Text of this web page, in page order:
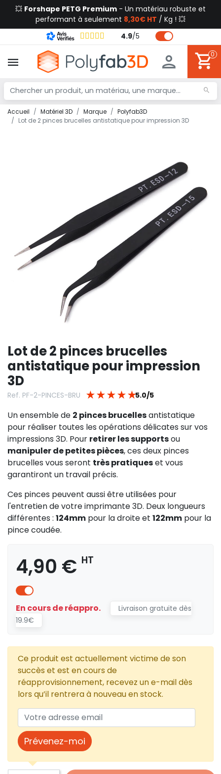
💥 Forshape PETG Premium - Un matériau robuste et
performant à seulement 8,30€ HT / Kg ! 💥
4.9/5
0
Accueil Matériel 3D Marque
Polyfab3D
Lot de 2 pinces brucelles antistatique pour impression 3D
Lot de 2 pinces brucelles
antistatique pour impression
3D
Ref. PF-2-PINCES-BRU ★ ★ ★ ★ ★5.0/5
Un ensemble de 2 pinces brucellesantistatique
pour réaliser toutes les opérations délicates sur vos
impressions 3D. Pour retirer les supportsou
manipuler de petites pièces, ces deux pinces
brucelles vous seront très pratiqueset vous
garantiront un travail précis.
Ces pinces peuvent aussi être utilisées pour
l'entretien de votre imprimante 3D. Deux longueurs
différentes : 124mm pour la droite et 122mm pour la
pince coudée.
4,90 € HT
En cours de réappro.
Livraison gratuite dès
19.9€
Ce produit est actuellement victime de son
succès et est en cours de
réapprovisionnement, recevez un e-mail dès
lors qu’il rentrera à nouveau en stock.
Prévenez-moi